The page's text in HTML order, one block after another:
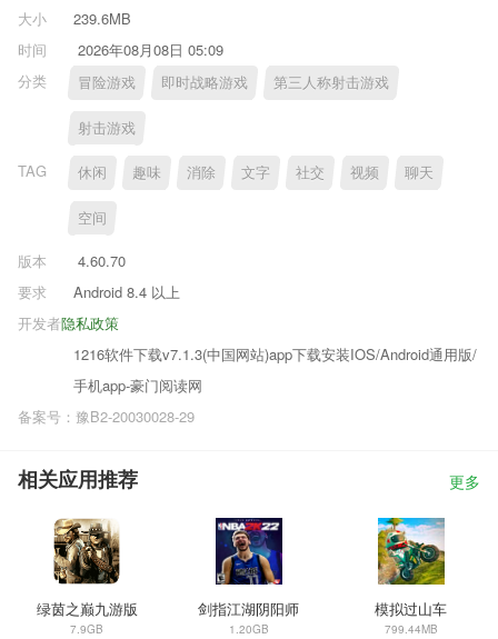
大小
239.6MB
时间
2026年08月08日 05:09
分类
冒险游戏 即时战略游戏 第三人称射击游戏
射击游戏
TAG 休闲 趣味 消除 文字 社交 视频 聊天
空间
版本
4.60.70
要求
Android 8.4 以上
隐私政策
开发者
1216软件下载v7.1.3(中国网站)app下载安装IOS/Android通用版/
手机app-豪门阅读网
备案号：豫B2-20030028-29
相关应用推荐 更多
绿茵之巅九游版
7.9GB
剑指江湖阴阳师
1.20GB
模拟过山车
799.44MB